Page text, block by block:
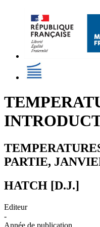
PARTIE,
HATCH [D.J.]
Editeur
-
Année de publication